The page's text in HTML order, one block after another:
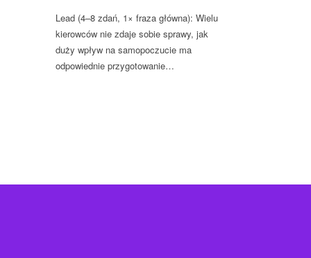
Lead (4–8 zdań, 1× fraza główna): Wielu
kierowców nie zdaje sobie sprawy, jak
duży wpływ na samopoczucie ma
odpowiednie przygotowanie…